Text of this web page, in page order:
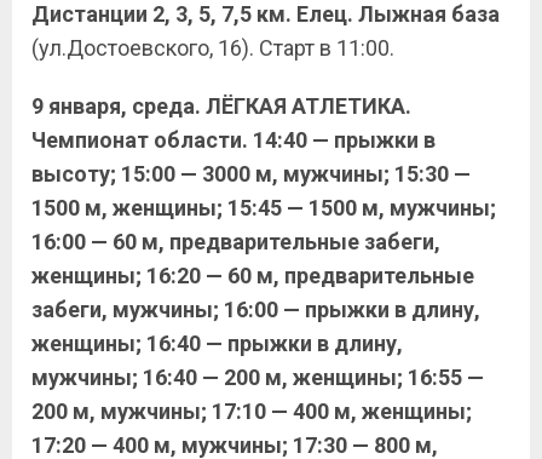
Дистанции 2, 3, 5, 7,5 км. Елец. Лыжная база
(ул.Достоевского, 16). Старт в 11:00.
9 января, среда. ЛЁГКАЯ АТЛЕТИКА.
Чемпионат области. 14:40 — прыжки в
высоту; 15:00 — 3000 м, мужчины; 15:30 —
1500 м, женщины; 15:45 — 1500 м, мужчины;
16:00 — 60 м, предварительные забеги,
женщины; 16:20 — 60 м, предварительные
забеги, мужчины; 16:00 — прыжки в длину,
женщины; 16:40 — прыжки в длину,
мужчины; 16:40 — 200 м, женщины; 16:55 —
200 м, мужчины; 17:10 — 400 м, женщины;
17:20 — 400 м, мужчины; 17:30 — 800 м,